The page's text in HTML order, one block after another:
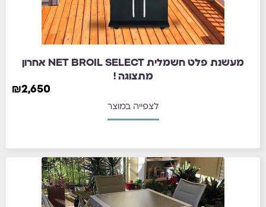
מעשנת פלט חשמלית NET BROIL SELECT אחרון
מתצוגה !
₪2,650
לצפייה במוצר